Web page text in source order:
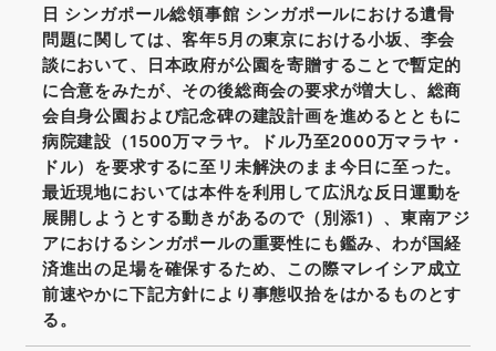
日 シンガポール総領事館 シンガポールにおける遺骨
問題に関しては、客年5月の東京における小坂、李会
談において、日本政府が公園を寄贈することで暫定的
に合意をみたが、その後総商会の要求が増大し、総商
会自身公園および記念碑の建設計画を進めるとともに
病院建設（1500万マラヤ。ドル乃至2000万マラヤ・
ドル）を要求するに至リ未解決のまま今日に至った。
最近現地においては本件を利用して広汎な反日運動を
展開しようとする動きがあるので（別添1）、東南アジ
アにおけるシンガポールの重要性にも鑑み、わが国経
済進出の足場を確保するため、この際マレイシア成立
前速やかに下記方針により事態収拾をはかるものとす
る。